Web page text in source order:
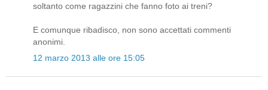
soltanto come ragazzini che fanno foto ai treni?
E comunque ribadisco, non sono accettati commenti
anonimi.
12 marzo 2013 alle ore 15:05